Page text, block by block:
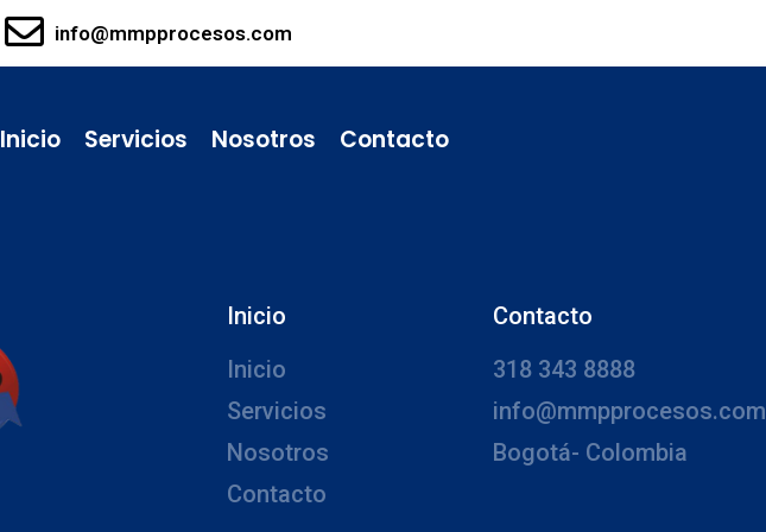
info@mmpprocesos.com
Inicio Servicios Nosotros Contacto
Inicio
Inicio
Servicios
Nosotros
Contacto
Contacto
318 343 8888
info@mmpprocesos.com
Bogotá- Colombia